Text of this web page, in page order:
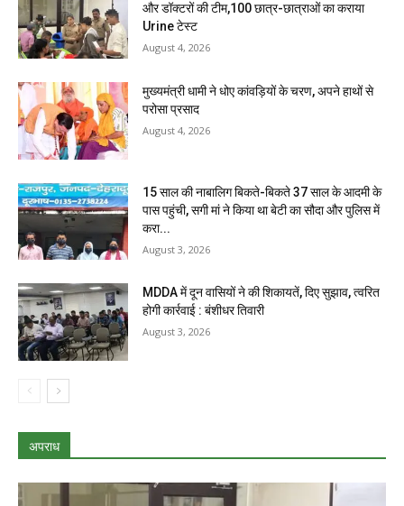
और डॉक्टरों की टीम,100 छात्र-छात्राओं का कराया
Urine टेस्ट
August 4, 2026
मुख्यमंत्री धामी ने धोए कांवड़ियों के चरण, अपने हाथों से
परोसा प्रसाद
August 4, 2026
15 साल की नाबालिग बिकते-बिकते 37 साल के आदमी के
पास पहुंची, सगी मां ने किया था बेटी का सौदा और पुलिस में
करा...
August 3, 2026
MDDA में दून वासियों ने की शिकायतें, दिए सुझाव, त्वरित
होगी कार्रवाई : बंशीधर तिवारी
August 3, 2026
अपराध